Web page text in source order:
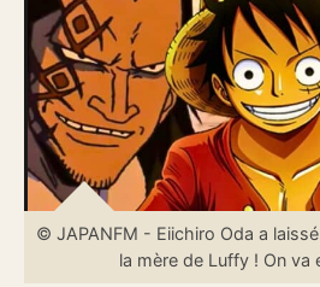
© JAPANFM - Eiichiro Oda a
la mère de Luffy ! On va